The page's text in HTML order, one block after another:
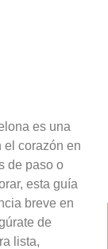
es una
el corazón en
de paso o
esta guía
breve en
de
lista,